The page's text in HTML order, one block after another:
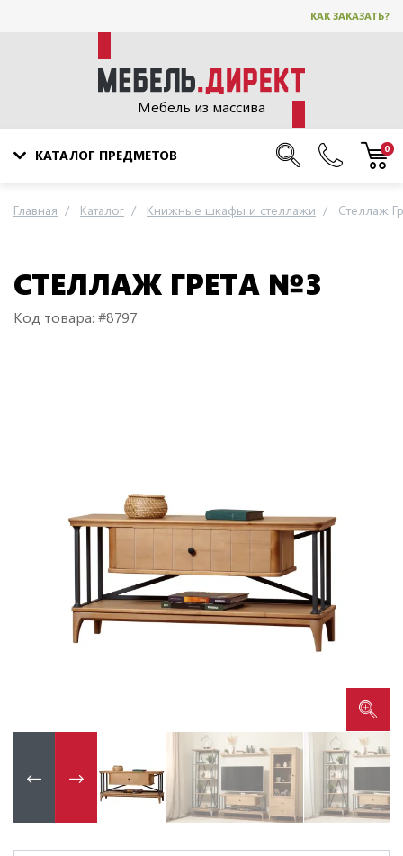
КАК ЗАКАЗАТЬ?
Мебель из массива
КАТАЛОГ ПРЕДМЕТОВ 0
Главная Каталог Книжные шкафы и стеллажи Стеллаж
СТЕЛЛАЖ ГРЕТА №3
Код товара: #8797